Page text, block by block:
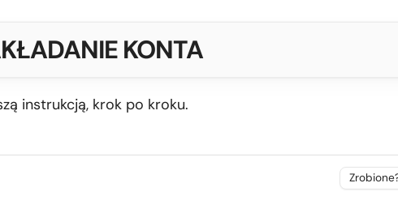
KONTA
instrukcją, krok po kroku.